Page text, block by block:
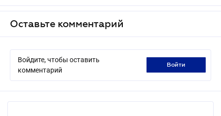
Оставьте комментарий
Войдите, чтобы оставить
комментарий
войти